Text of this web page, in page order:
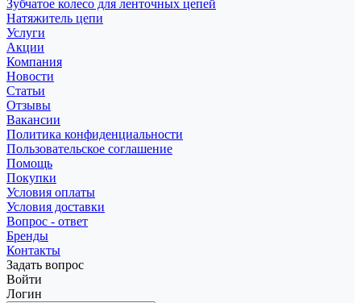
Зубчатое колесо для ленточных цепей
Натяжитель цепи
Услуги
Акции
Компания
Новости
Статьи
Отзывы
Вакансии
Политика конфиденциальности
Пользовательское соглашение
Помощь
Покупки
Условия оплаты
Условия доставки
Вопрос - ответ
Бренды
Контакты
Задать вопрос
Войти
Логин